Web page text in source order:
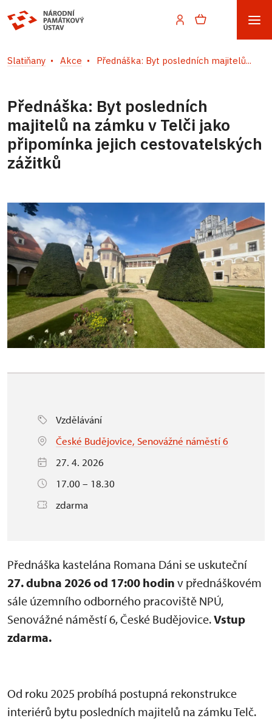
Slatiňany Akce Přednáška: Byt posledních majitelů...
Přednáška: Byt posledních
majitelů na zámku v Telči jako
připomínka jejich cestovatelských
zážitků
Vzdělávání
České Budějovice, Senovážné náměstí 6
27. 4. 2026
17.00 – 18.30
zdarma
Přednáška kastelána Romana Dáni se uskuteční
27. dubna 2026 od 17:00 hodin v přednáškovém
sále územního odborného pracoviště NPÚ,
Senovážné náměstí 6, České Budějovice.Vstup
zdarma.
Od roku 2025 probíhá postupná rekonstrukce
interiérů bytu posledních majitelů na zámku Telč.